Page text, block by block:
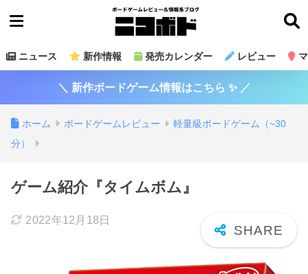
ニュース 新作情報 発売カレンダー レビュー
＼ 新作ボードゲーム情報はこちら ✨ ／
ホーム ボードゲームレビュー
軽量級ボードゲーム（~30
分）
ゲーム紹介『タイムボム』
2022年12月18日